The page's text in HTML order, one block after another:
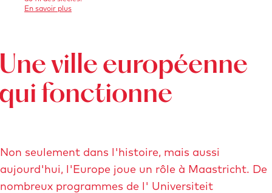
m
s
o
n
w
e
r
o
w
En savoir pluss
M
a
M
s
s
i
h
u
s
e
ville européenne
fonctionne
Non seulement dans l'histoire, mais aussi
aujourd'hui, l'Europe joue un rôle à Maastricht. De
nombreux programmes de l' Universiteit